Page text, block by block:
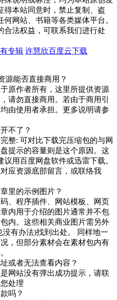
得本站同意时，禁止复制、盗
网站、书籍等各类媒体平台。
合法权益，可联系我们进行处
专辑 许慧欣百度云下载
源能否直接商用？
原作者所有，这里所提供资源
请勿直接商用。若由于商用引
由使用者承担。更多说明请参
不了？
整: 可对比下载完压缩包的与网
提示的容量则是这个原因。这
议用百度网盘软件或迅雷下载。
应资源底部留言，或联络我
里的示例图片？
、程序插件、网站模板、网页
内用于介绍的图片通常并不包
内。这些相关商业图片需另外
有办法)找到出处。 同样地一
，但部分素材会在素材包内有
或者无法查看内容？
网站没有弹出成功提示，请联
处理
吗？